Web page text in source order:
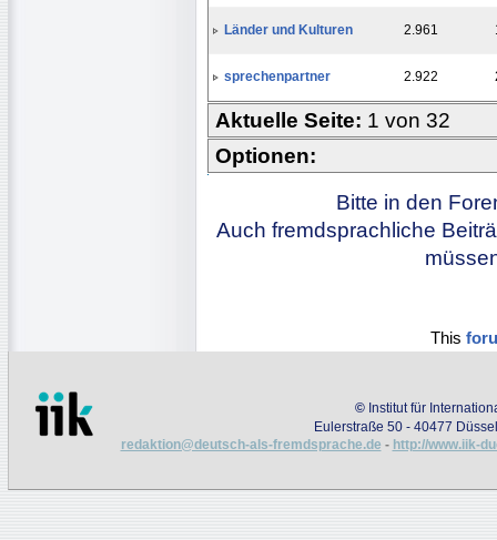
Länder und Kulturen 2.961
sprechenpartner 2.922
Aktuelle Seite: 1 von 32
Optionen:
Bitte in den
Auch fremdsprachliche
This
© Institut für
Eulerstraße 50 - 40477
redaktion@deutsch-als-fremdsprache.de - http://www.iik-